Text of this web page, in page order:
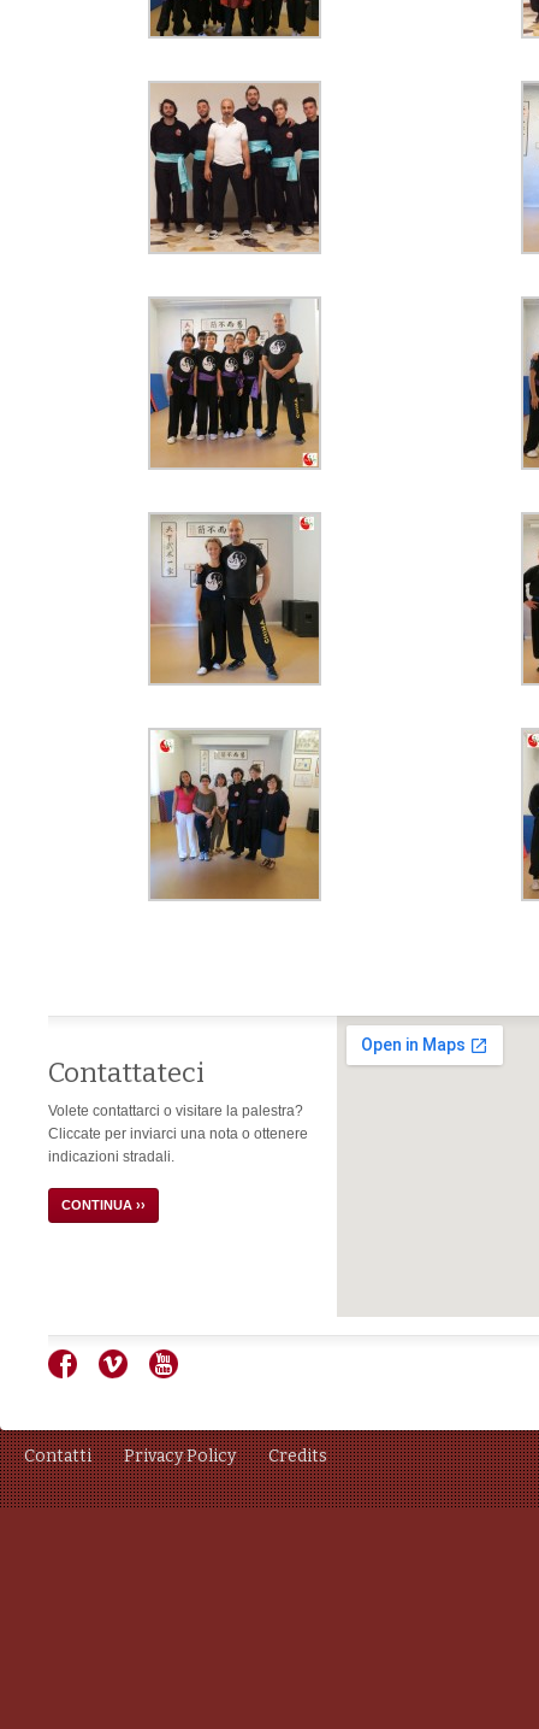
Contattateci
Volete contattarci o visitare la palestra?
Cliccate per inviarci una nota o ottenere
indicazioni stradali.
CONTINUA ››
Contatti Privacy Policy Credits